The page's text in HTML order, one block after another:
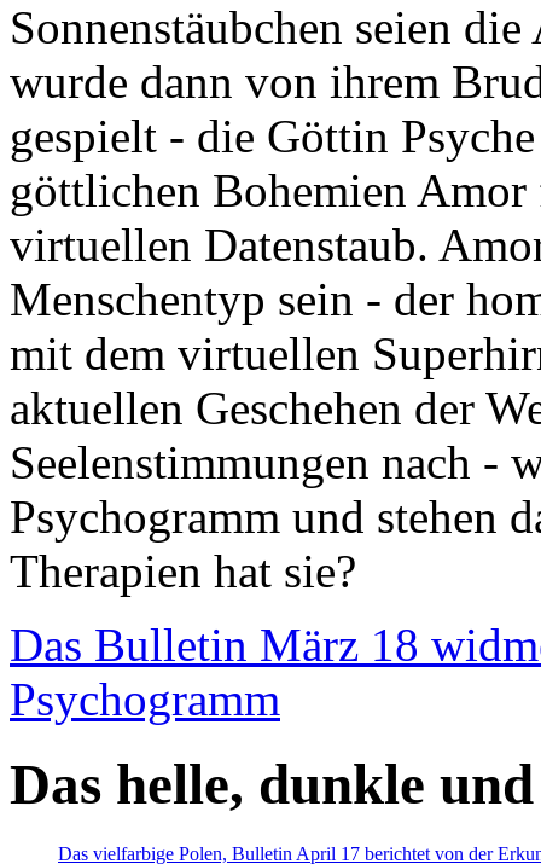
Sonnenstäubchen seien
wurde dann von ihrem
gespielt - die Göttin
göttlichen Bohemien
virtuellen Datenstaub.
Menschentyp sein - der
mit dem virtuellen
aktuellen Geschehen der
Seelenstimmungen nach -
Psychogramm und stehen
Therapien hat sie?
Das Bulletin März 18
Psychogramm
Das helle, dunkle
Das vielfarbige Polen, Bulletin April 17 berichtet von der